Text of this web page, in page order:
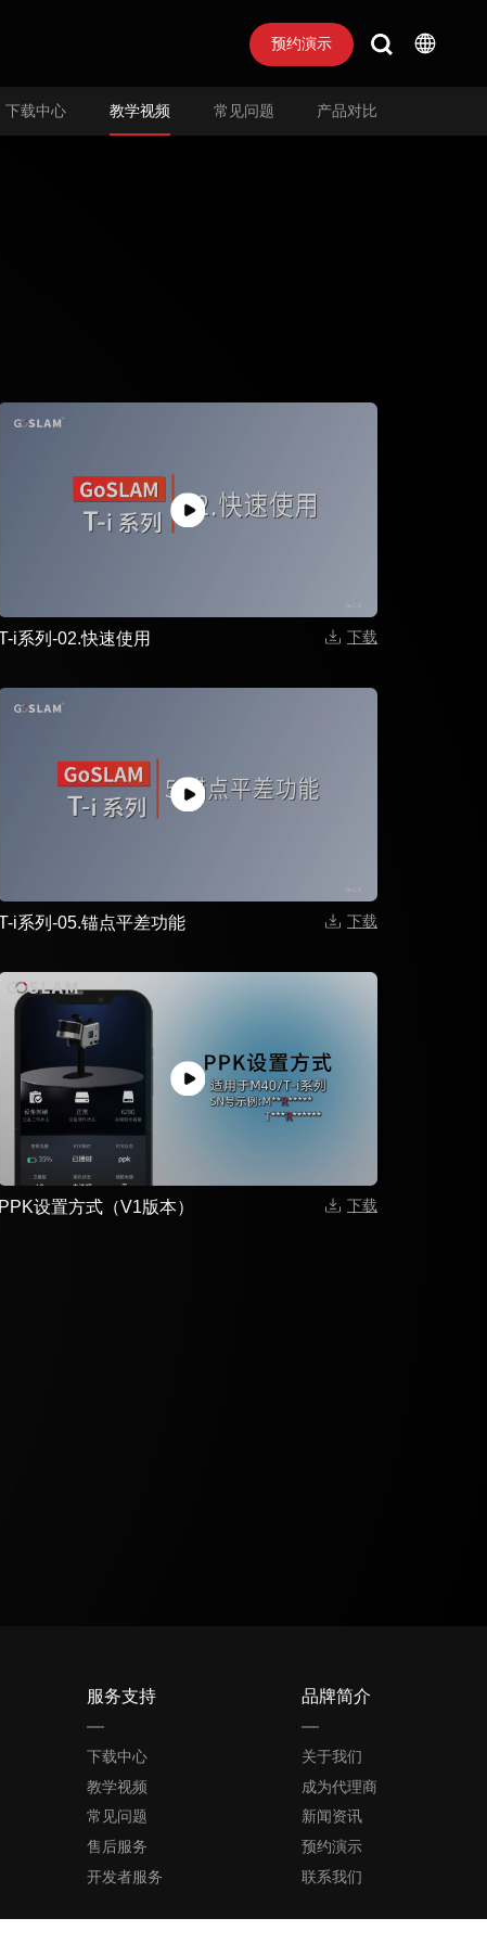
预约演示
下载中心 教学视频 常见问题 产品对比
i系列-02.快速使用 下载
i系列-05.锚点平差功能 下载
PPK设置方式（V1版本） 下载
服务支持
下载中心
教学视频
常见问题
售后服务
开发者服务
品牌简介
关于我们
成为代理商
新闻资讯
预约演示
联系我们